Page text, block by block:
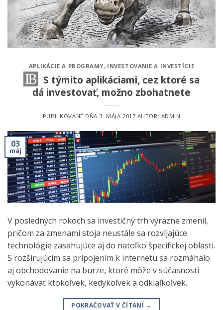
APLIKÁCIE A PROGRAMY, INVESTOVANIE A INVESTÍCIE
S týmito aplikáciami, cez ktoré sa
dá investovať, možno zbohatnete
PUBLIKOVANÉ DŇA 3. MÁJA 2017 AUTOR: ADMIN
03
máj
V posledných rokoch sa investičný trh výrazne zmenil,
pričom za zmenami stoja neustále sa rozvíjajúce
technológie zasahujúce aj do natoľko špecifickej oblasti.
S rozširujúcim sa pripojením k internetu sa rozmáhalo
aj obchodovanie na burze, ktoré môže v súčasnosti
vykonávať ktokoľvek, kedykoľvek a odkiaľkoľvek.
POKRAČOVAŤ V ČÍTANÍ →